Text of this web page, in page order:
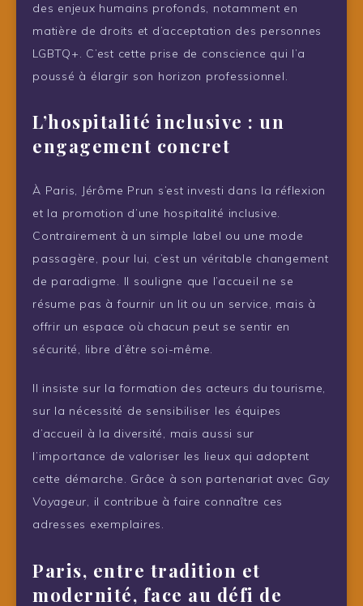
des enjeux humains profonds, notamment en
matière de droits et d’acceptation des personnes
LGBTQ+. C’est cette prise de conscience qui l’a
poussé à élargir son horizon professionnel.
L’hospitalité inclusive : un
engagement concret
À Paris, Jérôme Prun s’est investi dans la réflexion
et la promotion d’une hospitalité inclusive.
Contrairement à un simple label ou une mode
passagère, pour lui, c’est un véritable changement
de paradigme. Il souligne que l’accueil ne se
résume pas à fournir un lit ou un service, mais à
offrir un espace où chacun peut se sentir en
sécurité, libre d’être soi-même.
Il insiste sur la formation des acteurs du tourisme,
sur la nécessité de sensibiliser les équipes
d’accueil à la diversité, mais aussi sur
l’importance de valoriser les lieux qui adoptent
cette démarche. Grâce à son partenariat avec Gay
Voyageur, il contribue à faire connaître ces
adresses exemplaires.
Paris, entre tradition et
modernité, face au défi de